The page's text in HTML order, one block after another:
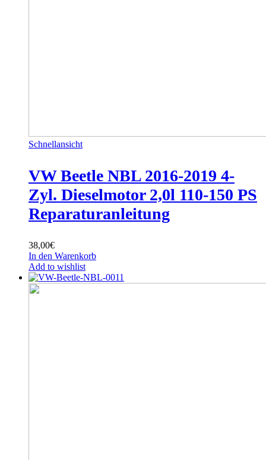
Schnellansicht
VW Beetle NBL 2016-2019 4-
Zyl. Dieselmotor 2,0l 110-150 PS
Reparaturanleitung
38,00€
In den Warenkorb
Add to wishlist